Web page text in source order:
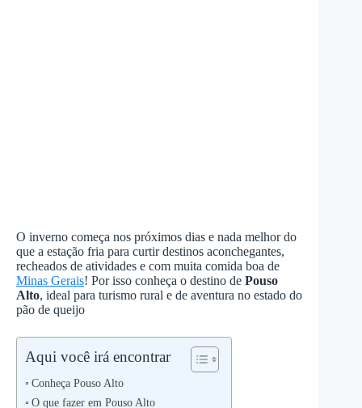
O inverno começa nos próximos dias e nada melhor do
que a estação fria para curtir destinos aconchegantes,
recheados de atividades e com muita comida boa de
Minas Gerais! Por isso conheça o destino de Pouso
Alto, ideal para turismo rural e de aventura no estado do
pão de queijo
Aqui você irá encontrar
Conheça Pouso Alto
O que fazer em Pouso Alto